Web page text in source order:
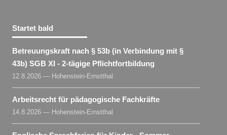
Startet bald
Betreuungskraft nach § 53b (in Verbindung mit §
43b) SGB XI - 2-tägige Pflichtfortbildung
12.8.2026 — Hohenstein-Ernstthal
Arbeitsrecht für pädagogische Fachkräfte
14.8.2026 — Hohenstein-Ernstthal